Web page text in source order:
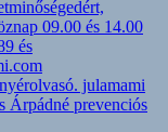
09.00 és 14.00
és
julamami
Árpádné prevenciós